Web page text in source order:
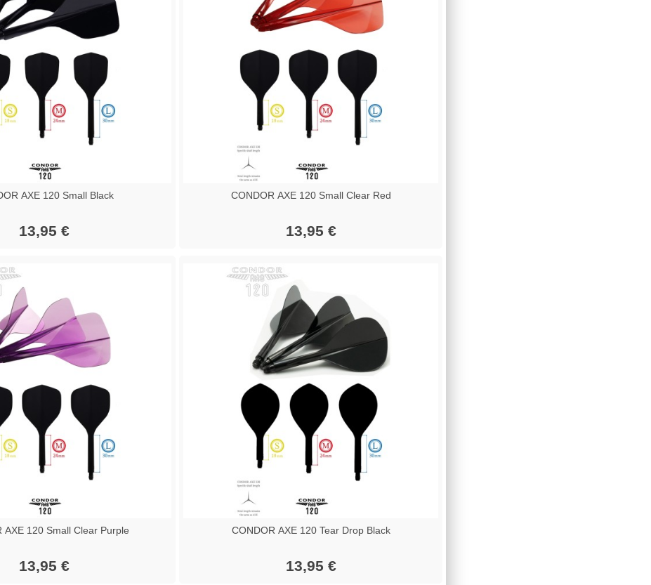
AXE 120 Small Black
13,95 €
CONDOR AXE 120 Small Clear Red
13,95 €
AXE 120 Small Clear Purple
13,95 €
CONDOR AXE 120 Tear Drop Black
13,95 €